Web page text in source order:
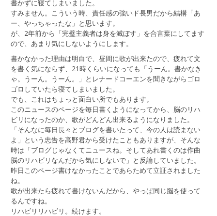
書かずに寝てしまいました。
すみません。こういう時、責任感の強いド長男だから結構「あ
ー、やっちゃったな」と思います。
が、2年前から「完璧主義者は身を滅ぼす」を合言葉にしてます
ので、あまり気にしないようにします。
書かなかった理由は明白で、昼間に歌が出来たので、疲れて文
を書く気にならず、21時くらいになっても「うーん。書かなき
ゃ。うーん。うーん。」とレナードコーエンを聞きながらゴロ
ゴロしていたら寝てしまいました。
でも、これはちょっと面白い所でもあります。
このニュースのページを毎日書くようになってから、脳のリハ
ビリになったのか、歌がどんどん出来るようになりました。
「そんなに毎日長々とブログを書いたって、今の人は読まない
よ」という忠告を高野君から受けたこともありますが、そんな
時は「ブログじゃなくてニュースね。そしてあれ書くのは作曲
脳のリハビリなんだから気にしないで」と反論していました。
昨日このページ書けなかったことであらためて立証されました
ね。
歌が出来たら疲れて書けないんだから、やっぱ同じ脳を使って
るんですね。
リハビリリハビリ。続けます。